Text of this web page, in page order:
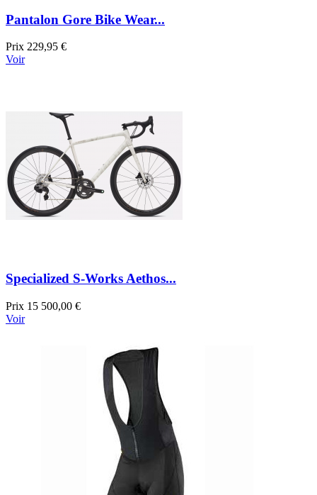
Pantalon Gore Bike Wear...
Prix 229,95 €
Voir
Specialized S-Works Aethos...
Prix 15 500,00 €
Voir